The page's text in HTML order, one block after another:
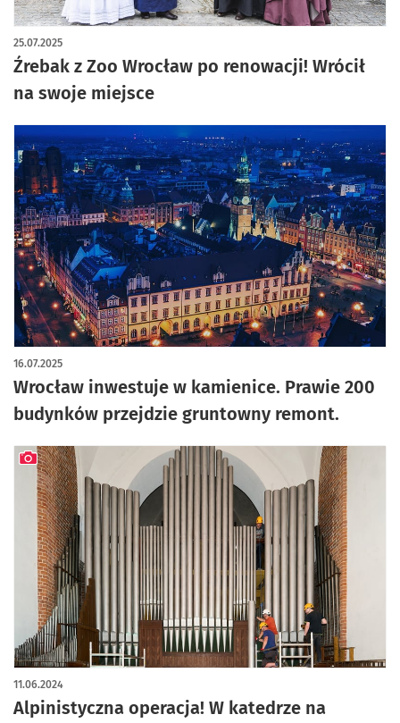
Źrebak z Zoo Wrocław po renowacji! Wrócił
na swoje miejsce
25.07.2025
Wrocław inwestuje w kamienice. Prawie 200
budynków przejdzie gruntowny remont.
16.07.2025
Alpinistyczna operacja! W katedrze na
11.06.2024
artykuł z galerią zdjęć